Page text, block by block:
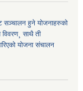
सञ्चालन हुने योजनाहरुको
साथै ती
योजना संचालन